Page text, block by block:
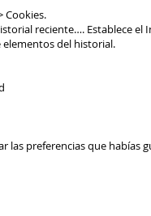
Cookies.
reciente…. Establece
elementos del historial.
las preferencias que habías